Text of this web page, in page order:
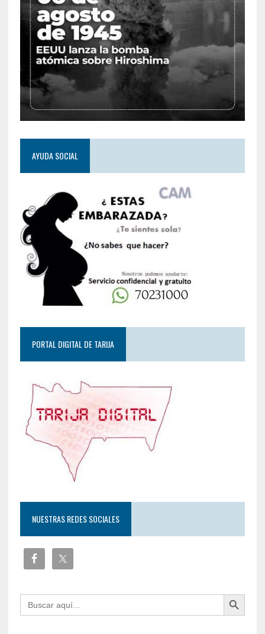
AYUDA SOCIAL
PORTAL DIGITAL DE TARIJA
NUESTRAS REDES SOCIALES
Buscar: Botón de búsqueda